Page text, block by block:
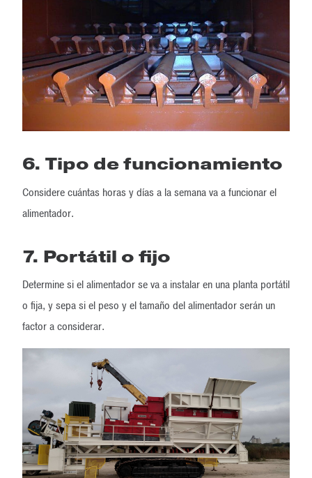
6. Tipo de funcionamiento
Considere cuántas horas y días a la semana va a funcionar el
alimentador.
7. Portátil o fijo
Determine si el alimentador se va a instalar en una planta portátil
o fija, y sepa si el peso y el tamaño del alimentador serán un
factor a considerar.